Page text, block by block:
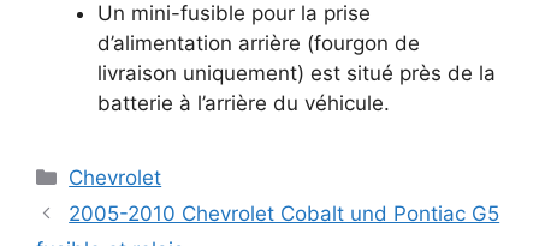
Un mini-fusible pour la prise
d’alimentation arrière (fourgon de
livraison uniquement) est situé près de la
batterie à l’arrière du véhicule.
Catégories
Chevrolet
2005-2010 Chevrolet Cobalt und Pontiac G5